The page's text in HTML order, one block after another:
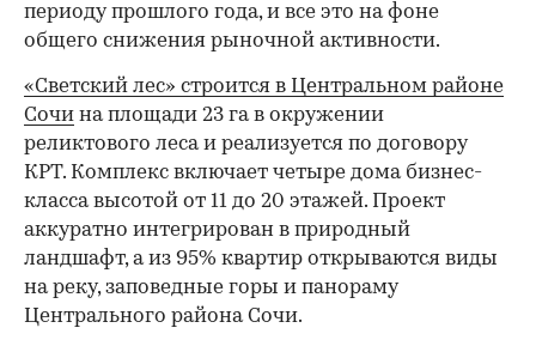
периоду прошлого года, и все это на фоне
общего снижения рыночной активности.
«Светский лес» строится в Центральном районе
Сочи на площади 23 га в окружении
реликтового леса и реализуется по договору
КРТ. Комплекс включает четыре дома бизнес-
класса высотой от 11 до 20 этажей. Проект
аккуратно интегрирован в природный
ландшафт, а из 95% квартир открываются виды
на реку, заповедные горы и панораму
Центрального района Сочи.